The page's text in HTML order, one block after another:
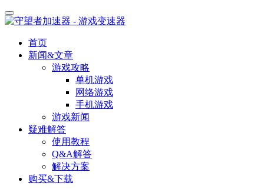
首页
新闻&文章
游戏攻略
单机游戏
网络游戏
手机游戏
游戏新闻
疑难解答
使用教程
Q&A解答
解决方案
购买&下载